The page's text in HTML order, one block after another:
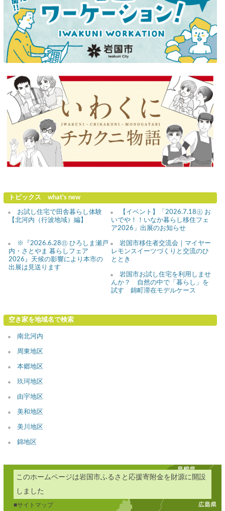
トピックス what's new
お試し住宅で田舎暮らし体験
【北河内（行波地域）編】
【イベント】「2026.7.18㊏ お
いでや！！いなか暮らし移住フェ
ア2026」出展のお知らせ
※『2026.6.28㊐ ひろしま瀬戸
内・さとやま 暮らしフェア
2026』天候の影響により本市の
出展は見送ります
岩国市移住者交流会｜マイヤー
レモンスイーツづくりと交流のひ
ととき
岩国市お試し住宅を利用しませ
んか？ 自然の中で「暮らし」を
試す 錦町滞在モデルケース
空き家を地域名で検索
南北河内
周東地区
本郷地区
玖珂地区
由宇地区
美和地区
美川地区
錦地区
このホームページは岩国市ふるさと応援寄附金を財源に開設
しました
■サイトマップ